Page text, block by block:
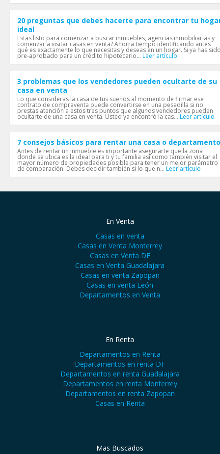
20 preguntas que debes hacerte para encontrar tu
ideal
Estas listo para comenzar a buscar inmuebles, agencias inmobiliarias y
comenzar a visitar casas en venta? Ahorra tiempo identificando antes
qué es exactamente lo que necesitas y deseas en un hogar. Si ya has
pre-aprobado para un crédito hipotecario... Leer artículo
3 problemas que los vendedores pueden ocultarte de su
casa en venta
Lo que consideras la casa de tus sueños al momento de firmar ese
contrato de compraventa puede convertirse en una pesadilla si no
prestas atención a estos tres puntos que algunos vendedores pueden
ocultarte de una casa en venta. Usted ya encontró la cas... Leer artículo
7 consejos básicos para rentar una casa o departamento
Antes de rentar un inmueble es importante asegurarte que la zona
donde se ubica es la ideal para ti y tu familia así como también visitar el
mayor número de propiedades posible para tener un mejor parámetro
de comparación. Debes decidir también si lo que n... Leer artículo
En Venta
Casas en venta
Casas en Venta Monterrey
Casas en Venta DF
Casas en Venta Guadalajara
Casas en venta Zapopan
Casas en venta León
Departamentos en Venta
En Renta
Departamentos en Renta
Departamentos en renta DF
Departamentos en renta Guadalajara
Departamentos en renta Monterrey
Departamentos en renta Zapopan
Casas en Renta
Mas Buscados